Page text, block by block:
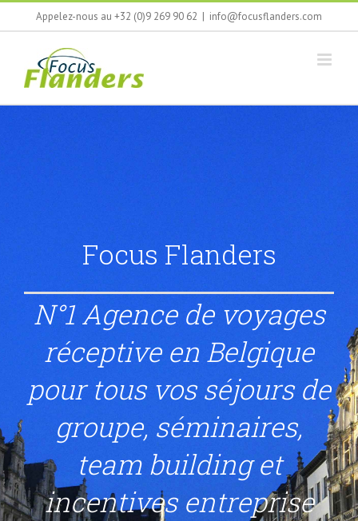
Skip
Appelez-nous au +32 (0)9 269 90 62 | info@focusflanders.com
Focus Flanders
N°1 Agence de voyages
réceptive en Belgique
pour tous vos séjours de
groupe, séminaires,
team building et
incentives entreprise